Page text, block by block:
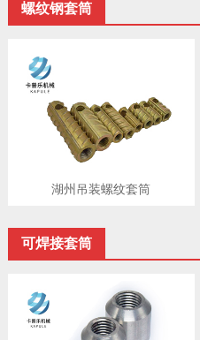
螺纹钢套筒
湖州吊装螺纹套筒
可焊接套筒